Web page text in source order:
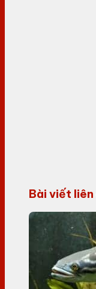
Bài viết liên